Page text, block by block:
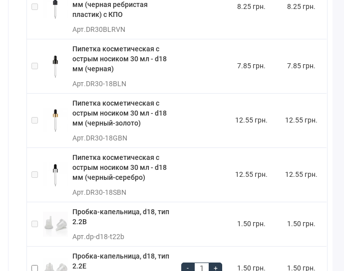
мм (черная ребристая
пластик) с КПО
Арт.DR30BLRVN
8.25 грн. 8.25 грн.
Пипетка косметическая с
острым носиком 30 мл - d18
мм (черная)
Арт.DR30-18BLN
7.85 грн. 7.85 грн.
Пипетка косметическая с
острым носиком 30 мл - d18
мм (черный-золото)
Арт.DR30-18GBN
12.55 грн. 12.55 грн.
Пипетка косметическая с
острым носиком 30 мл - d18
мм (черный-серебро)
Арт.DR30-18SBN
12.55 грн. 12.55 грн.
Пробка-капельница, d18, тип
2.2B
Арт.dp-d18-t22b
1.50 грн. 1.50 грн.
Пробка-капельница, d18, тип
2.2E
- + 1.50 грн. 1.50 грн.